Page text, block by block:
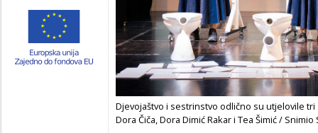
Djevojaštvo i sestrinstvo odlično su utjelovile tri
Dora Čiča, Dora Dimić Rakar i Tea Šimić /